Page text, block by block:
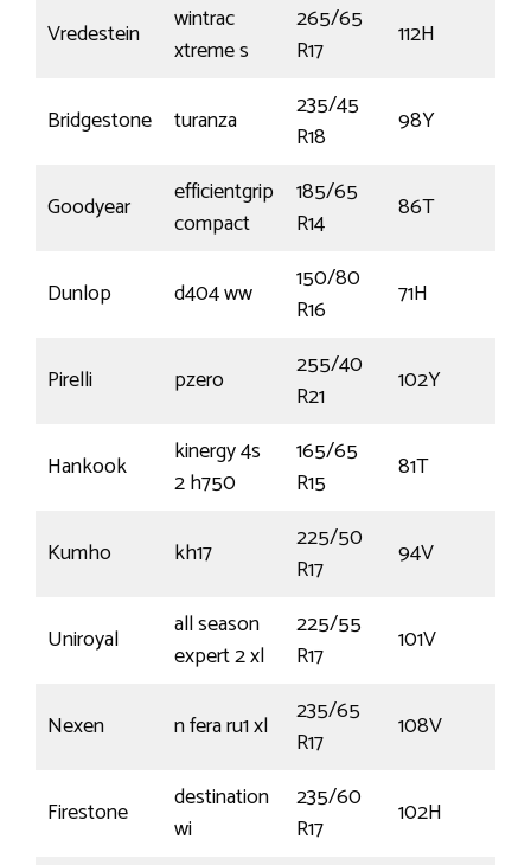
Vredestein
wintrac
xtreme s
265/65
R17
112H
Bridgestone turanza
235/45
R18
98Y
Goodyear
efficientgrip
compact
185/65
R14
86T
Dunlop d404 ww
150/80
R16
71H
Pirelli pzero
255/40
R21
102Y
Hankook
kinergy 4s
2 h750
165/65
R15
81T
Kumho kh17
225/50
R17
94V
Uniroyal
all season
expert 2 xl
225/55
R17
101V
Nexen n fera ru1 xl
235/65
R17
108V
Firestone
destination
wi
235/60
R17
102H